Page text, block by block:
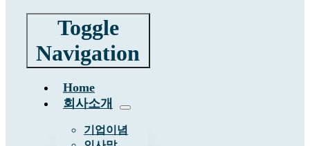
Toggle
Navigation
Home
회사소개
기업이념